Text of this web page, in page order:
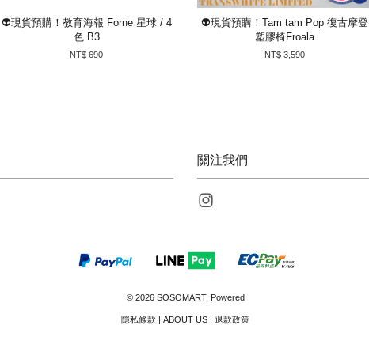
👽現貨預購！教育海報 Forne 星球 / 4
色 B3
NT$ 690
👽現貨預購！Tam tam Pop 復古摩登
塑膠椅Froala
NT$ 3,590
關注我們
© 2026 SOSOMART. Powered
隱私條款 | ABOUT US | 退款政策